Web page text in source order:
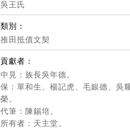
吳王氏
類別：
推田抵債文契
貢獻者：
中見：族長吳年德。
保：單和生、楊記虎、毛銀德、吳
榮。
代筆：陳錫培。
所有者：天主堂。